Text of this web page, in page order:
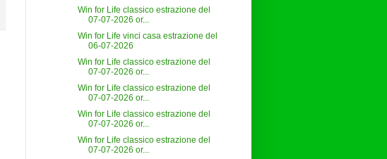
Win for Life classico estrazione del
07-07-2026 or...
Win for Life vinci casa estrazione del
06-07-2026
Win for Life classico estrazione del
07-07-2026 or...
Win for Life classico estrazione del
07-07-2026 or...
Win for Life classico estrazione del
07-07-2026 or...
Win for Life classico estrazione del
07-07-2026 or...